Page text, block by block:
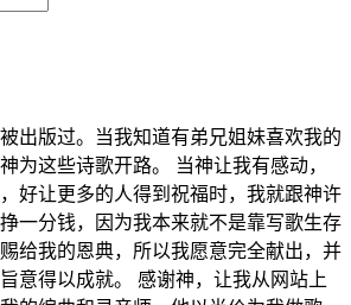
出版过。当我知道有弟兄姐妹喜欢我的
为这些诗歌开路。 当神让我有感动，
好让更多的人得到祝福时，我就跟神许
一分钱，因为我本来就不是靠写歌生存
给我的恩典，所以我愿意完全献出，并
意得以成就。 感谢神，让我从网站上